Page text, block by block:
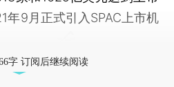
年9月正式引入SPAC上市机
字 订阅后继续阅读